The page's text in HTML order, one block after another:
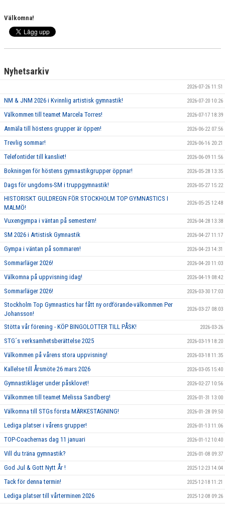
Välkomna!
Nyhetsarkiv
2026-07-26 11:51
NM & JNM 2026 i Kvinnlig artistisk gymnastik! 2026-07-20 10:26
Välkommen till teamet Marcela Torres! 2026-07-17 18:39
Anmäla till höstens grupper är öppen! 2026-06-22 07:56
Trevlig sommar! 2026-06-16 20:21
Telefontider till kansliet! 2026-06-09 11:56
Bokningen för höstens gymnastikgrupper öppnar! 2026-05-28 13:35
Dags för ungdoms-SM i truppgymnastik! 2026-05-27 15:22
HISTORISKT GULDREGN FÖR STOCKHOLM TOP GYMNASTICS I
MALMÖ!
2026-05-25 12:48
Vuxengympa i väntan på semestern! 2026-04-28 13:38
SM 2026 i Artistisk Gymnastik 2026-04-27 11:17
Gympa i väntan på sommaren! 2026-04-23 14:31
Sommarläger 2026! 2026-04-20 11:03
Välkomna på uppvisning idag! 2026-04-19 08:42
Sommarläger 2026! 2026-03-30 17:03
Stockholm Top Gymnastics har fått ny ordförande-välkommen Per
Johansson!
2026-03-27 08:03
Stötta vår förening - KÖP BINGOLOTTER TILL PÅSK! 2026-03-26
STG´s verksamhetsberättelse 2025 2026-03-19 18:20
Välkommen på vårens stora uppvisning! 2026-03-18 11:35
Kallelse till Årsmöte 26 mars 2026 2026-03-05 15:40
Gymnastikläger under påsklovet! 2026-02-27 10:56
Välkommen till teamet Melissa Sandberg! 2026-01-31 13:00
Välkomna till STGs första MÄRKESTAGNING! 2026-01-28 09:50
Lediga platser i vårens grupper! 2026-01-13 11:06
TOP-Coachernas dag 11 januari 2026-01-12 10:40
Vill du träna gymnastik? 2026-01-08 09:37
God Jul & Gott Nytt År ! 2025-12-23 14:04
Tack för denna termin! 2025-12-18 11:21
Lediga platser till vårterminen 2026 2025-12-08 09:26